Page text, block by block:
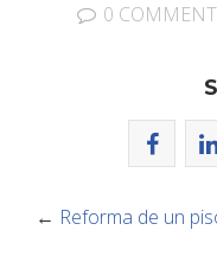
0
← Reforma de un